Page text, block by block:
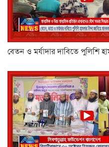
বেতন ও মর্যাদার দাবিতে পুলিশি